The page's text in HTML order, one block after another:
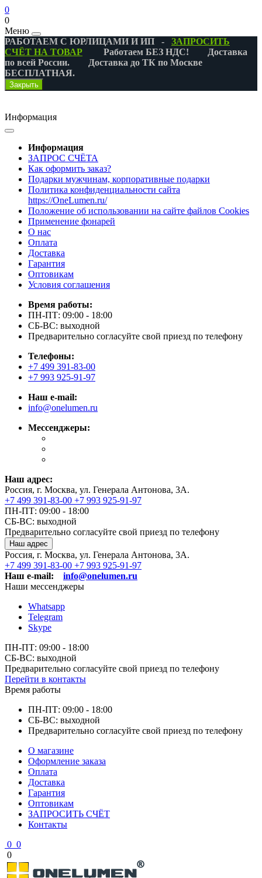
0
0
Меню
РАБОТАЕМ С ЮРЛИЦАМИ И ИП - ЗАПРОСИТЬ
СЧЁТ НА ТОВАР Работаем БЕЗ НДС! Доставка
по всей России. Доставка до ТК по Москве
БЕСПЛАТНАЯ.
Закрыть
Информация
Информация
ЗАПРОС СЧЁТА
Как оформить заказ?
Подарки мужчинам, корпоративные подарки
Политика конфиденциальности сайта
https://OneLumen.ru/
Положение об использовании на сайте файлов Cookies
Применение фонарей
О нас
Оплата
Доставка
Гарантия
Оптовикам
Условия соглашения
Время работы:
ПН-ПТ: 09:00 - 18:00
СБ-ВС: выходной
Предварительно согласуйте свой приезд по телефону
Телефоны:
+7 499 391-83-00
+7 993 925-91-97
Наш e-mail:
info@onelumen.ru
Мессенджеры:
Наш адрес:
Россия, г. Москва, ул. Генерала Антонова, 3А.
+7 499 391-83-00 +7 993 925-91-97
ПН-ПТ: 09:00 - 18:00
СБ-ВС: выходной
Предварительно согласуйте свой приезд по телефону
Наш адрес
Россия, г. Москва, ул. Генерала Антонова, 3А.
+7 499 391-83-00 +7 993 925-91-97
Наш e-mail:
info@onelumen.ru
Наши мессенджеры
Whatsapp
Telegram
Skype
ПН-ПТ: 09:00 - 18:00
СБ-ВС: выходной
Предварительно согласуйте свой приезд по телефону
Перейти в контакты
Время работы
ПН-ПТ: 09:00 - 18:00
СБ-ВС: выходной
Предварительно согласуйте свой приезд по телефону
О магазине
Оформление заказа
Оплата
Доставка
Гарантия
Оптовикам
ЗАПРОСИТЬ СЧЁТ
Контакты
0 0
0